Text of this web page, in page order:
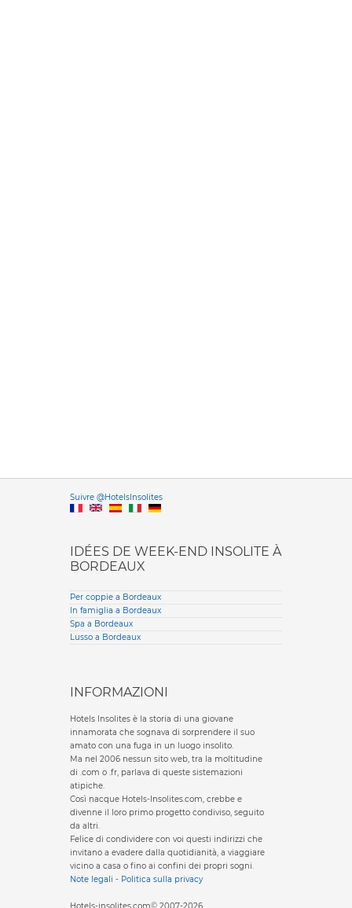
Suivre @HotelsInsolitesVersione
IDÉES DE WEEK-END INSOLITE À
BORDEAUX
Per coppie a Bordeaux
In famiglia a Bordeaux
Spa a Bordeaux
Lusso a Bordeaux
INFORMAZIONI
Hotels Insolites è la storia di una giovane
innamorata che sognava di sorprendere il suo
amato con una fuga in un luogo insolito.
Ma nel 2006 nessun sito web, tra la moltitudine
di .com o .fr, parlava di queste sistemazioni
atipiche.
Così nacque Hotels-Insolites.com, crebbe e
divenne il loro primo progetto condiviso, seguito
da altri.
Felice di condividere con voi questi indirizzi che
invitano a evadere dalla quotidianità, a viaggiare
vicino a casa o fino ai confini dei propri sogni.
Note legali - Politica sulla privacy